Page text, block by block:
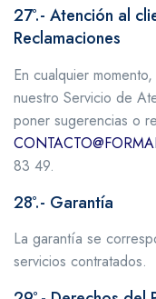
27º.- Atención al
Reclamaciones
En cualquier
nuestro Servicio de
poner sugerencias o
83 49.
28º.- Garantía
La garantía se
servicios contratados.